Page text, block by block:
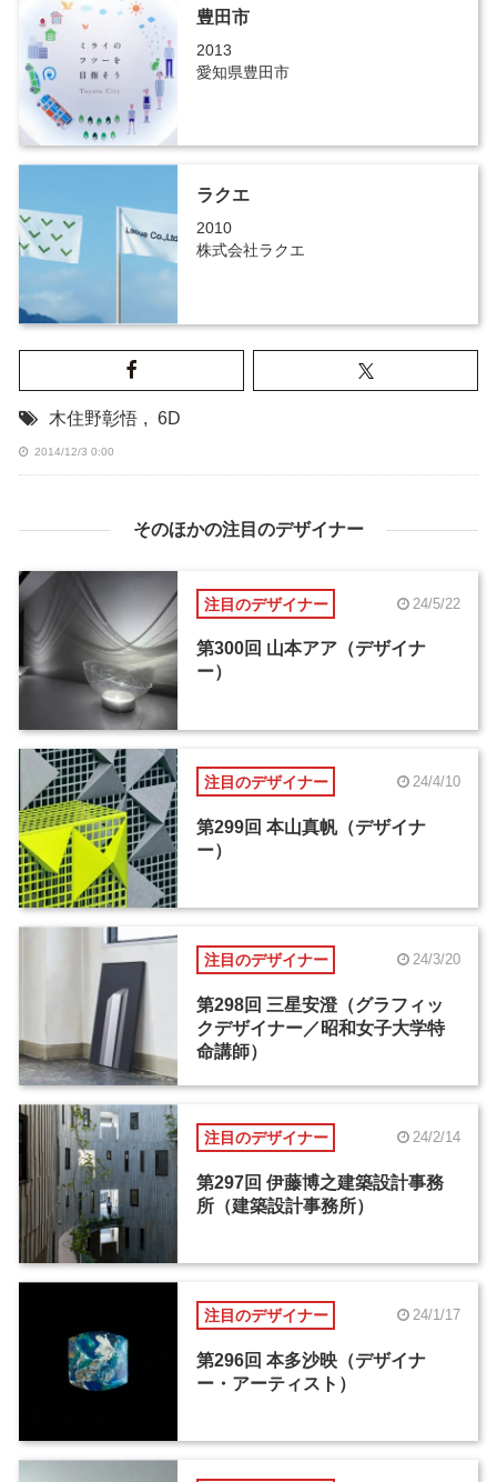
豊田市
2013
愛知県豊田市
ラクエ
2010
株式会社ラクエ
木住野彰悟 , 6D
2014/12/3 0:00
そのほかの注目のデザイナー
注目のデザイナー 24/5/22
第300回 山本アア（デザイナ
ー）
注目のデザイナー 24/4/10
第299回 本山真帆（デザイナ
ー）
注目のデザイナー 24/3/20
第298回 三星安澄（グラフィッ
クデザイナー／昭和女子大学特
命講師）
注目のデザイナー 24/2/14
第297回 伊藤博之建築設計事務
所（建築設計事務所）
注目のデザイナー 24/1/17
第296回 本多沙映（デザイナ
ー・アーティスト）